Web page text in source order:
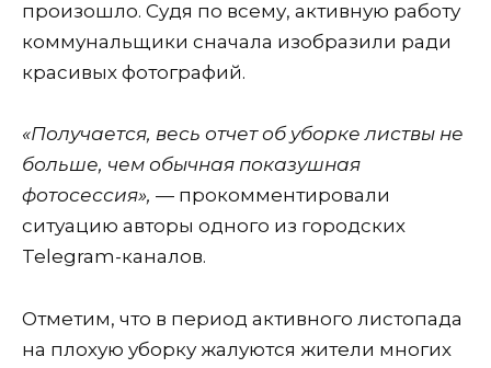
произошло. Судя по всему, активную работу
коммунальщики сначала изобразили ради
красивых фотографий.
«Получается, весь отчет об уборке листвы не
больше, чем обычная показушная
фотосессия», — прокомментировали
ситуацию авторы одного из городских
Telegram-каналов.
Отметим, что в период активного листопада
на плохую уборку жалуются жители многих